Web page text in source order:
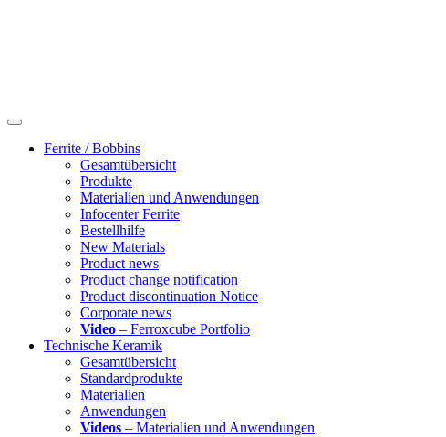
Ferrite / Bobbins
Gesamtübersicht
Produkte
Materialien und Anwendungen
Infocenter Ferrite
Bestellhilfe
New Materials
Product news
Product change notification
Product discontinuation Notice
Corporate news
Video – Ferroxcube Portfolio
Technische Keramik
Gesamtübersicht
Standardprodukte
Materialien
Anwendungen
Videos – Materialien und Anwendungen